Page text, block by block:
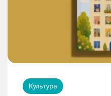
Культура